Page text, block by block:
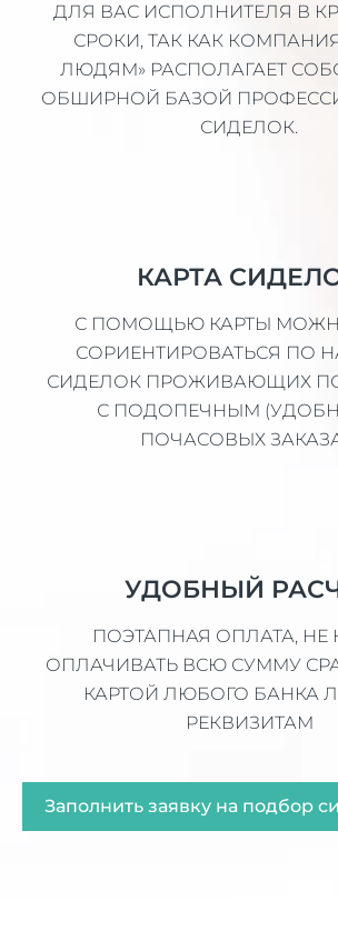
ДЛЯ ВАС ИСПОЛНИТЕЛЯ В
СРОКИ, ТАК КАК
ЛЮДЯМ» РАСПОЛАГАЕТ
ОБШИРНОЙ БАЗОЙ
СИДЕЛОК.
КАРТА
С ПОМОЩЬЮ КАРТЫ
СОРИЕНТИРОВАТЬСЯ ПО
СИДЕЛОК ПРОЖИВАЮЩИХ
С ПОДОПЕЧНЫМ
ПОЧАСОВЫХ
УДОБНЫЙ
ПОЭТАПНАЯ ОПЛАТА,
ОПЛАЧИВАТЬ ВСЮ СУММУ
КАРТОЙ ЛЮБОГО БАНКА
РЕКВИЗИТАМ
Заполнить заявку на подбор